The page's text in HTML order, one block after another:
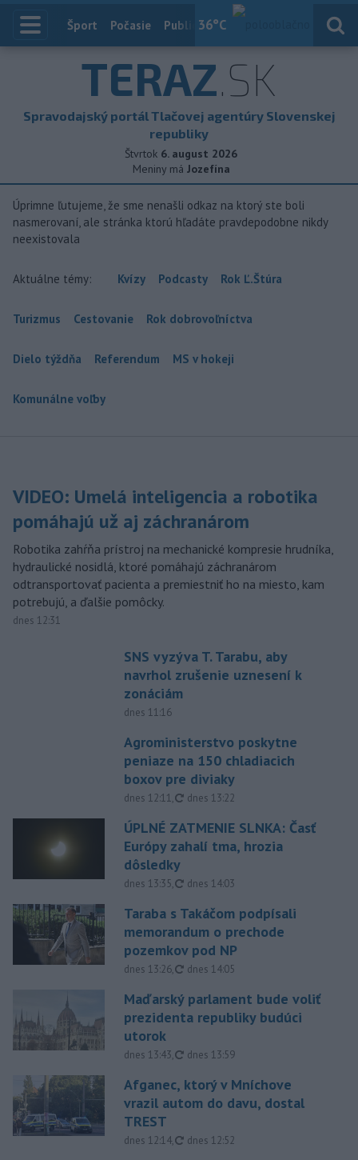
36°C
Index
Šport Počasie Publicistika
TERAZ.SK
Spravodajský portál Tlačovej agentúry Slovenskej
republiky
Štvrtok 6. august 2026
Meniny má Jozefína
Úprimne ľutujeme, že sme nenašli odkaz na ktorý ste boli
nasmerovaní, ale stránka ktorú hľadáte pravdepodobne nikdy
neexistovala
Aktuálne témy: Kvízy Podcasty Rok Ľ.Štúra
Turizmus Cestovanie Rok dobrovoľníctva
Dielo týždňa Referendum MS v hokeji
Komunálne voľby
VIDEO: Umelá inteligencia a robotika
pomáhajú už aj záchranárom
Robotika zahŕňa prístroj na mechanické kompresie hrudníka,
hydraulické nosidlá, ktoré pomáhajú záchranárom
odtransportovať pacienta a premiestniť ho na miesto, kam
potrebujú, a ďalšie pomôcky.
dnes 12:31
SNS vyzýva T. Tarabu, aby
navrhol zrušenie uznesení k
zonáciám
dnes 11:16
Agroministerstvo poskytne
peniaze na 150 chladiacich
boxov pre diviaky
dnes 12:11, aktualizované
dnes 13:22
ÚPLNÉ ZATMENIE SLNKA: Časť
Európy zahalí tma, hrozia
dôsledky
dnes 13:35, aktualizované
dnes 14:03
Taraba s Takáčom podpísali
memorandum o prechode
pozemkov pod NP
dnes 13:26, aktualizované
dnes 14:05
Maďarský parlament bude voliť
prezidenta republiky budúci
utorok
dnes 13:43, aktualizované
dnes 13:59
Afganec, ktorý v Mníchove
vrazil autom do davu, dostal
TREST
dnes 12:14, aktualizované
dnes 12:52